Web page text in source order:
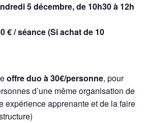
5 décembre, de 10h30 à 12h
€ / séance (Si achat de 10
offre duo à 30€/personne, pour
d’une même organisation de
expérience apprenante et de la faire